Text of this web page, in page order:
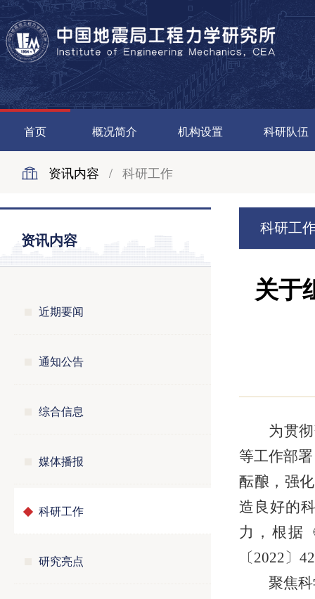
首页 概况简介 机构设置 科研队伍
资讯内容 / 科研工作
资讯内容
近期要闻
通知公告
综合信息
媒体播报
科研工作
研究亮点
科研工
关于
为贯
等工作部
酝酿，强
造良好的
力，根据
〔2022〕
聚焦